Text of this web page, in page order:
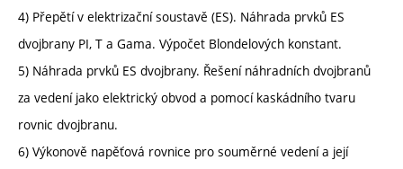
4) Přepětí v elektrizační soustavě (ES). Náhrada prvků ES
dvojbrany PI, T a Gama. Výpočet Blondelových konstant.
5) Náhrada prvků ES dvojbrany. Řešení náhradních dvojbranů
za vedení jako elektrický obvod a pomocí kaskádního tvaru
rovnic dvojbranu.
6) Výkonově napěťová rovnice pro souměrné vedení a její